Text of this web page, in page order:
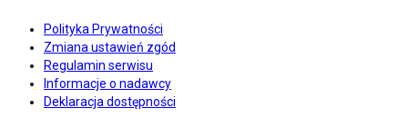
Polityka Prywatności
Zmiana ustawień zgód
Regulamin serwisu
Informacje o nadawcy
Deklaracja dostępności